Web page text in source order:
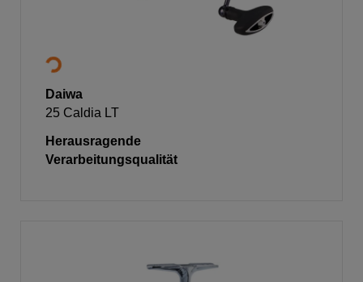
Daiwa
25 Caldia LT
Herausragende
Verarbeitungsqualität